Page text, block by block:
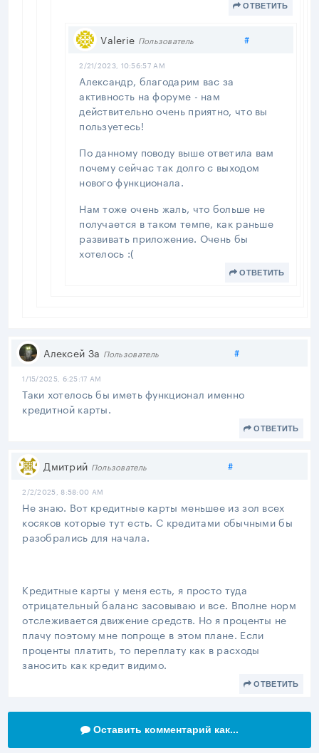
ОТВЕТИТЬ
Valerie Пользователь #Поделиться
2/21/2023, 10:56:57 AM
Александр, благодарим вас за
активность на форуме - нам
действительно очень приятно, что вы
пользуетесь!
По данному поводу выше ответила вам
почему сейчас так долго с выходом
нового функционала.
Нам тоже очень жаль, что больше не
получается в таком темпе, как раньше
развивать приложение. Очень бы
хотелось :(
ОТВЕТИТЬ
Алексей За Пользователь #Поделиться
1/15/2025, 6:25:17 AM
Таки хотелось бы иметь функционал именно
кредитной карты.
ОТВЕТИТЬ
Дмитрий Пользователь #Поделиться
2/2/2025, 8:58:00 AM
Не знаю. Вот кредитные карты меньшее из зол всех
косяков которые тут есть. С кредитами обычными бы
разобрались для начала.
Кредитные карты у меня есть, я просто туда
отрицательный баланс засовываю и все. Вполне норм
отслеживается движение средств. Но я проценты не
плачу поэтому мне попроще в этом плане. Если
проценты платить, то переплату как в расходы
заносить как кредит видимо.
ОТВЕТИТЬ
Оставить комментарий как...